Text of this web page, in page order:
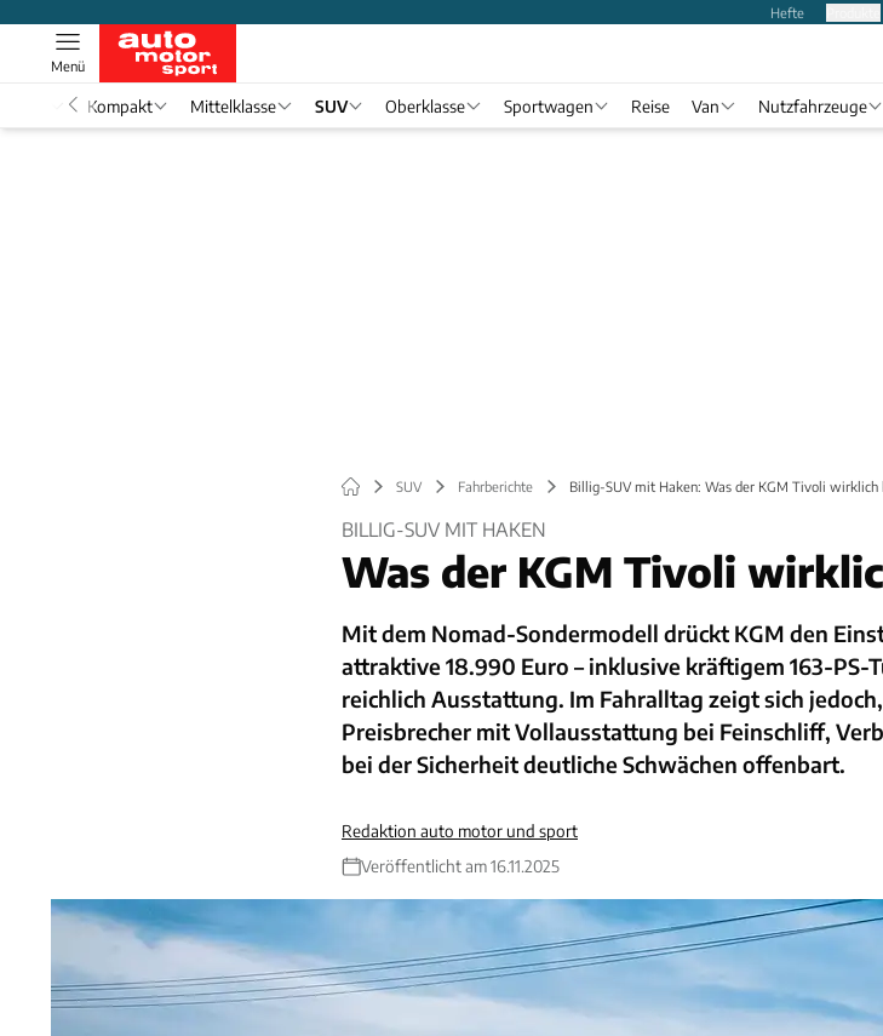
Hefte
Menü
Kompakt Mittelklasse SUV Oberklasse Sportwagen Reise Van Nutzfahrzeuge
SUV Fahrberichte Billig-SUV mit Haken: Was der KGM Tivoli wirklich
BILLIG-SUV MIT HAKEN
Was der KGM Tivoli
Mit dem Nomad-Sondermodell drückt KGM den
attraktive 18.990 Euro – inklusive kräftigem 163-PS-
reichlich Ausstattung. Im Fahralltag zeigt sich
Preisbrecher mit Vollausstattung bei Feinschliff,
bei der Sicherheit deutliche Schwächen offenbart.
Redaktion auto motor und sport
Veröffentlicht am 16.11.2025